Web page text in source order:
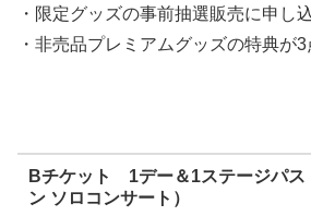
・限定グッズの事前抽選販売に申し
・非売品プレミアムグッズの特典が
Bチケット 1デー＆1ステージパス
ン ソロコンサート）